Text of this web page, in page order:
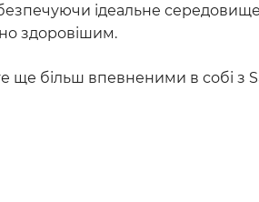
ідеальне
здоровішим.
ще більш впевненими в собі